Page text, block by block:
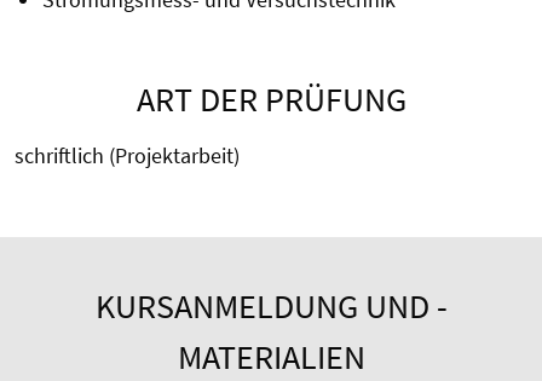
ART DER PRÜFUNG
schriftlich (Projektarbeit)
KURSANMELDUNG UND -
MATERIALIEN